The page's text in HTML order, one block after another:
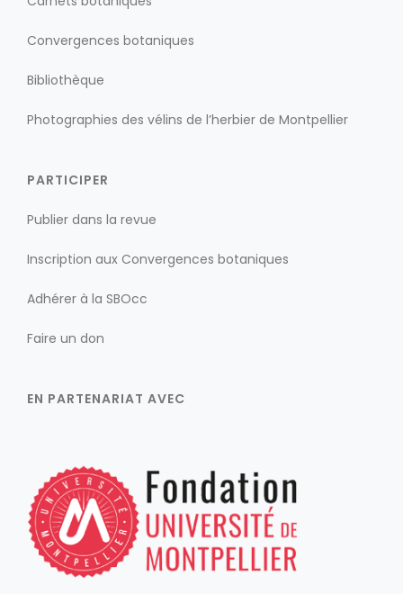
Convergences botaniques
Bibliothèque
Photographies des vélins de l’herbier de Montpellier
PARTICIPER
Publier dans la revue
Inscription aux Convergences botaniques
Adhérer à la SBOcc
Faire un don
EN PARTENARIAT AVEC